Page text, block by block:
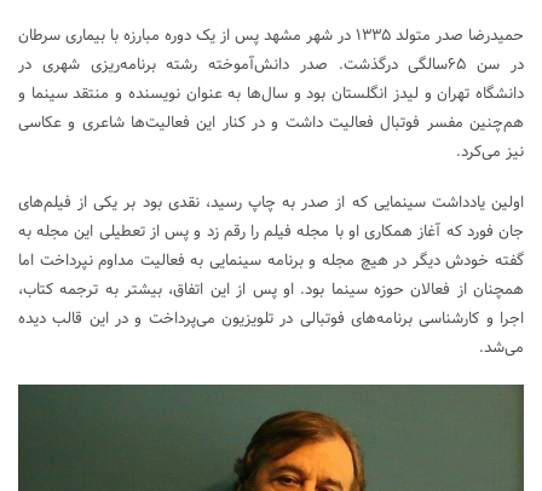
حمیدرضا صدر متولد ۱۳۳۵ در شهر مشهد پس از یک دوره مبارزه با بیماری سرطان
در سن ۶۵سالگی درگذشت. صدر دانش‌آموخته رشته برنامه‌ریزی شهری در
دانشگاه تهران و لیدز انگلستان بود و سال‌ها به عنوان نویسنده و منتقد سینما و
هم‌چنین مفسر فوتبال فعالیت داشت و در کنار این فعالیت‌ها شاعری و عکاسی
نیز می‌کرد.
اولین یادداشت سینمایی که از صدر به چاپ رسید، نقدی بود بر یکی از فیلم‌های
جان فورد که آغاز همکاری او با مجله فیلم را رقم زد و پس از تعطیلی این مجله به
گفته خودش دیگر در هیچ مجله و برنامه سینمایی به فعالیت مداوم نپرداخت اما
همچنان از فعالان حوزه سینما بود. او پس از این اتفاق، بیشتر به ترجمه کتاب،
اجرا و کارشناسی برنامه‌های فوتبالی در تلویزیون می‌پرداخت و در این قالب دیده
می‌شد.